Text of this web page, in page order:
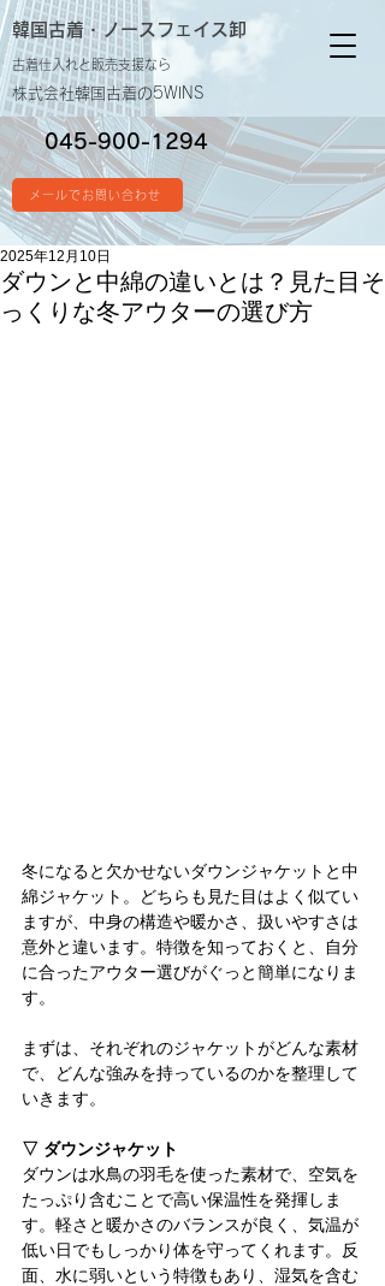
韓国古着・ノースフェイス卸
古着仕入れと販売支援なら
株式会社韓国古着の5WINS
045-900-1294
メールでお問い合わせ
ダウンと中綿の違いとは？見た目そ
っくりな冬アウターの選び方
2025年12月10日
冬になると欠かせないダウンジャケットと中
綿ジャケット。どちらも見た目はよく似てい
ますが、中身の構造や暖かさ、扱いやすさは
意外と違います。特徴を知っておくと、自分
に合ったアウター選びがぐっと簡単になりま
す。
まずは、それぞれのジャケットがどんな素材
で、どんな強みを持っているのかを整理して
いきます。
▽ ダウンジャケット
ダウンは水鳥の羽毛を使った素材で、空気を
たっぷり含むことで高い保温性を発揮しま
す。軽さと暖かさのバランスが良く、気温が
低い日でもしっかり体を守ってくれます。反
面、水に弱いという特徴もあり、湿気を含む